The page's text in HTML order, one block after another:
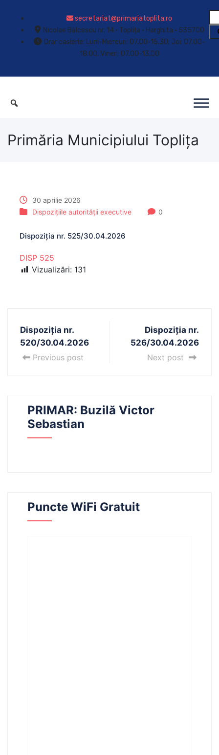
secretariat@primariatoplita.ro
Nicolae Bălcescu nr. 14 • Toplița • Harghita • 535700
Orar casierie: Luni-Miercuri: 07.00-15.30; Joi: 07.00-
18.00; Vineri: 07.00-13.00
Primăria Municipiului Toplița
30 aprilie 2026
Dispozițiile autorității executive
0
Dispoziția nr. 525/30.04.2026
DISP 525
Vizualizări: 131
Dispoziția nr.
520/30.04.2026
Previous post
Dispoziția nr.
526/30.04.2026
Next post
PRIMAR: Buzilă Victor
Sebastian
Puncte WiFi Gratuit